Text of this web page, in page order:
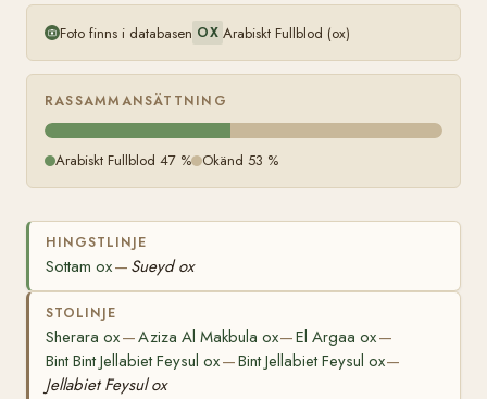
EGYPT
Foto finns i databasen OX Arabiskt Fullblod (ox)
RASSAMMANSÄTTNING
Arabiskt Fullblod 47 % Okänd 53 %
HINGSTLINJE
Sottam ox— Sueyd ox
STOLINJE
Sherara ox—Aziza Al Makbula ox—El Argaa ox—
Bint Bint Jellabiet Feysul ox—Bint Jellabiet Feysul ox—
Jellabiet Feysul ox